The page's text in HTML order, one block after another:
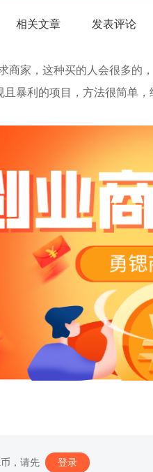
相关文章 发表评论
商家，这种买的人会很多
且暴利的项目 ，方法很简单
，请先 登录